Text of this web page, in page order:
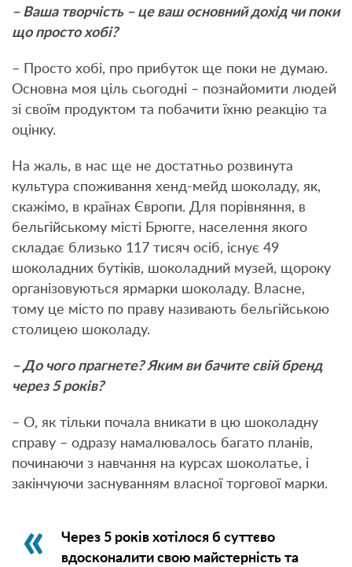
– Ваша творчість – це ваш основний дохід чи поки
що просто хобі?
– Просто хобі, про прибуток ще поки не думаю.
Основна моя ціль сьогодні – познайомити людей
зі своїм продуктом та побачити їхню реакцію та
оцінку.
На жаль, в нас ще не достатньо розвинута
культура споживання хенд-мейд шоколаду, як,
скажімо, в країнах Європи. Для порівняння, в
бельгійському місті Брюгге, населення якого
складає близько 117 тисяч осіб, існує 49
шоколадних бутіків, шоколадний музей, щороку
організовуються ярмарки шоколаду. Власне,
тому це місто по праву називають бельгійською
столицею шоколаду.
– До чого прагнете? Яким ви бачите свій бренд
через 5 років?
– О, як тільки почала вникати в цю шоколадну
справу – одразу намалювалось багато планів,
починаючи з навчання на курсах шоколатье, і
закінчуючи заснуванням власної торгової марки.
Через 5 років хотілося б суттєво
вдосконалити свою майстерність та